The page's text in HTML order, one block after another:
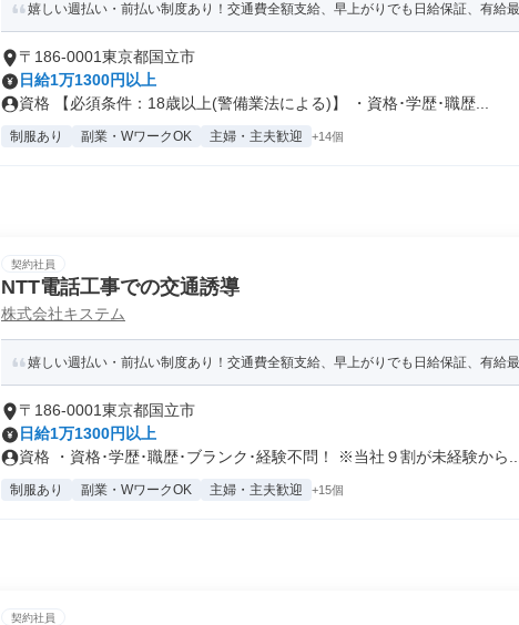
嬉しい週払い・前払い制度あり！交通費全額支給、早上がりでも日給保証、有給
〒186-0001東京都国立市
日給1万1300円以上
資格 【必須条件：18歳以上(警備業法による)】 ・資格･学歴･職歴...
制服あり 副業・WワークOK 主婦・主夫歓迎 +14個
契約社員
NTT電話工事での交通誘導
株式会社キステム
嬉しい週払い・前払い制度あり！交通費全額支給、早上がりでも日給保証、有給
〒186-0001東京都国立市
日給1万1300円以上
資格 ・資格･学歴･職歴･ブランク･経験不問！ ※当社９割が未経験から...
制服あり 副業・WワークOK 主婦・主夫歓迎 +15個
契約社員